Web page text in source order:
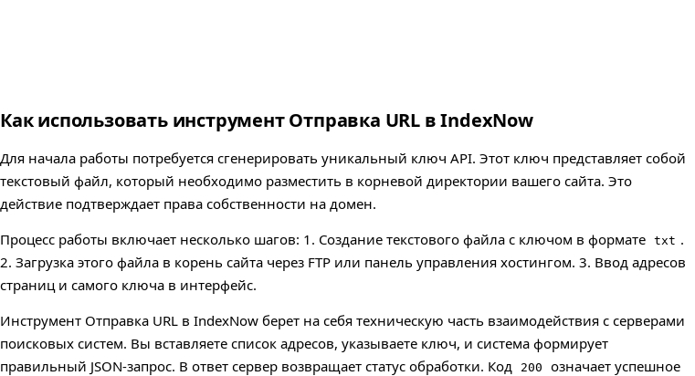
Как использовать инструмент Отправка URL в IndexNow
Для начала работы потребуется сгенерировать уникальный ключ API. Этот ключ представляет собой
текстовый файл, который необходимо разместить в корневой директории вашего сайта. Это
действие подтверждает права собственности на домен.
Процесс работы включает несколько шагов: 1. Создание текстового файла с ключом в формате txt .
2. Загрузка этого файла в корень сайта через FTP или панель управления хостингом. 3. Ввод адресов
страниц и самого ключа в интерфейс.
Инструмент Отправка URL в IndexNow берет на себя техническую часть взаимодействия с серверами
поисковых систем. Вы вставляете список адресов, указываете ключ, и система формирует
правильный JSON-запрос. В ответ сервер возвращает статус обработки. Код
200
означает успешное